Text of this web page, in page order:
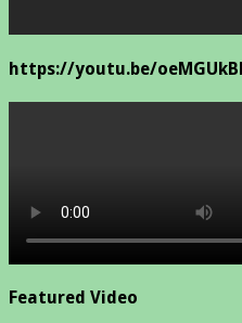
https://youtu.be/
Featured Video